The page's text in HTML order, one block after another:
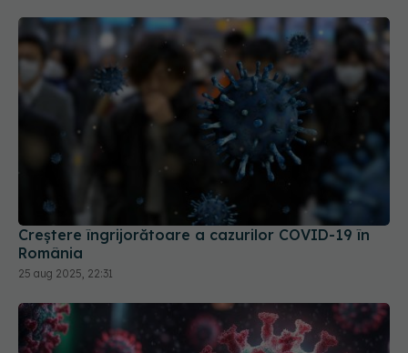
Creștere îngrijorătoare a cazurilor COVID-19 în
România
25 aug 2025, 22:31